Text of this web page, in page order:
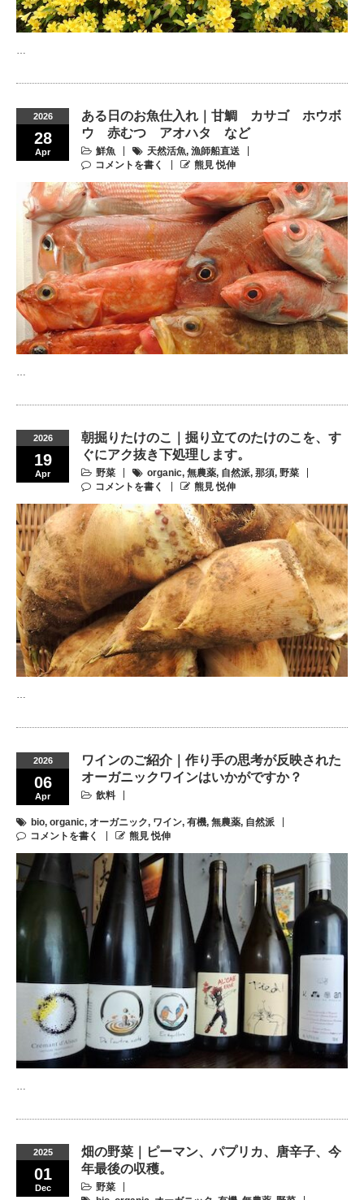
…
2026
28
Apr
ある日のお魚仕入れ｜甘鯛 カサゴ ホウボ
ウ 赤むつ アオハタ など
鮮魚 天然活魚, 漁師船直送
コメントを書く
熊見 悦伸
…
2026
19
Apr
朝掘りたけのこ｜掘り立てのたけのこを、す
ぐにアク抜き下処理します。
野菜 organic, 無農薬, 自然派, 那須, 野菜
コメントを書く
熊見 悦伸
2026
06
Apr
ワインのご紹介｜作り手の思考が反映された
オーガニックワインはいかがですか？
飲料
bio, organic, オーガニック, ワイン, 有機, 無農薬, 自然派
コメントを書く
熊見 悦伸
…
2025
01
Dec
畑の野菜｜ピーマン、パプリカ、唐辛子、今
年最後の収穫。
野菜